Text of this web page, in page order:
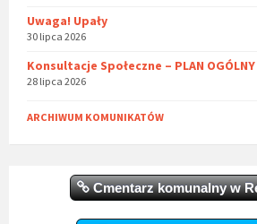
Uwaga! Upały
30 lipca 2026
Konsultacje Społeczne – PLAN OGÓLNY
28 lipca 2026
ARCHIWUM KOMUNIKATÓW
Cmentarz komunalny w